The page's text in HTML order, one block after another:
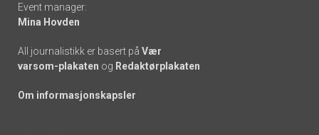
Event manager:
Mina Hovden
All journalistikk er basert på Vær
varsom-plakaten og Redaktørplakaten
Om informasjonskapsler